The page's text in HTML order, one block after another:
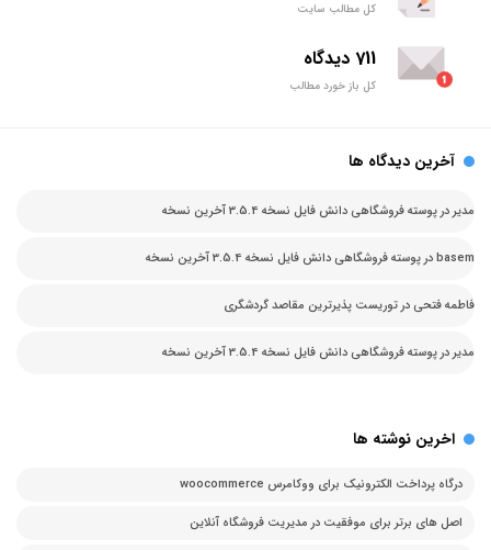
کل مطالب سایت
711 دیدگاه
کل باز خورد مطالب
آخرین دیدگاه ها
مدیردرپوسته فروشگاهی دانش فایل نسخه 3.5.4 آخرین نسخه
basemدرپوسته فروشگاهی دانش فایل نسخه 3.5.4 آخرین نسخه
فاطمه فتحی درتوریست پذیرترین مقاصد گردشگری
مدیردرپوسته فروشگاهی دانش فایل نسخه 3.5.4 آخرین نسخه
اخرین نوشته ها
درگاه پرداخت الکترونیک برای ووکامرس woocommerce
اصل های برتر برای موفقیت در مدیریت فروشگاه آنلاین